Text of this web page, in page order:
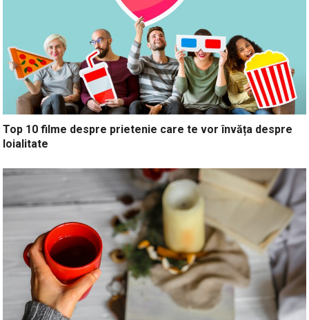
Top 10 filme despre prietenie care te vor învăța despre
loialitate